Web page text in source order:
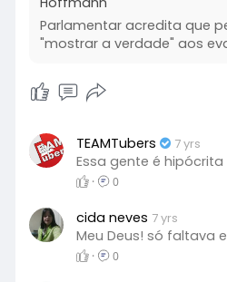
Parlamentar acredita que
"mostrar a verdade" aos
TEAMTubers 7 yrs
Essa gente é
· 0
cida neves 7 yrs
Meu Deus! só faltava
· 0